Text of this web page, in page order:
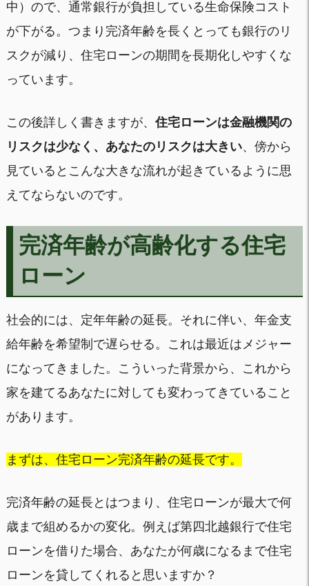
中）ので、通常銀行が負担している生命保険コスト
が下がる。つまり完済年齢を長くとっても銀行のリ
スクが減り、住宅ローンの期間を長期化しやすくな
っています。
この後詳しく書きますが、住宅ローンは金融機関の
リスクは少なく、あなたのリスクは大きい、傍から
見ているとこんな大きな流れが起きているように思
えてならないのです。
完済年齢が高齢化する住宅
ローン
社会的には、定年年齢の延長。それに伴い、年金支
給年齢を希望制で遅らせる。これは最近はメジャー
になってきました。こういった背景から、これから
家を建てるあなたに対しても変わってきていること
があります。
まずは、住宅ローン完済年齢の延長です。
完済年齢の延長とはつまり、住宅ローンが最大で何
歳まで組めるかの変化。例えば第四北越銀行で住宅
ローンを借りた場合、あなたが何歳になるまで住宅
ローンを貸してくれると思いますか？